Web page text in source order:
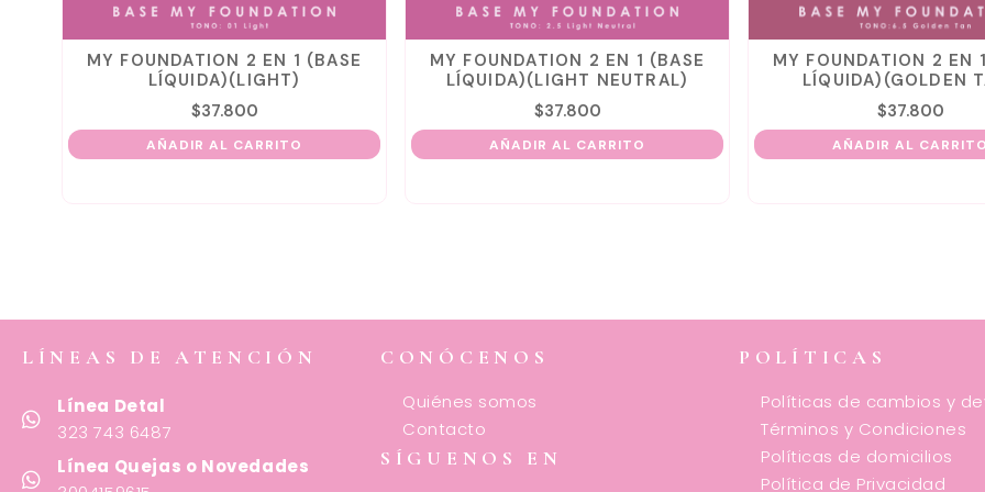
MY FOUNDATION 2 EN 1 (BASE
LÍQUIDA)(LIGHT)
37.800
AÑADIR AL CARRITO
MY FOUNDATION 2 EN 1 (BASE
LÍQUIDA)(LIGHT NEUTRAL)
37.800
AÑADIR AL CARRITO
MY FOUNDATION 2 EN 1 (BASE
LÍQUIDA)(GOLDEN TAN)
37.800
AÑADIR AL CARRITO
LÍNEAS DE ATENCIÓN
Línea Detal
323 743 6487
Línea Quejas o Novedades
CONÓCENOS
Quiénes somos
Contacto
SÍGUENOS EN
POLÍTICAS
Políticas de cambios y
Términos y Condiciones
Políticas de domicilios
Política de Privacidad